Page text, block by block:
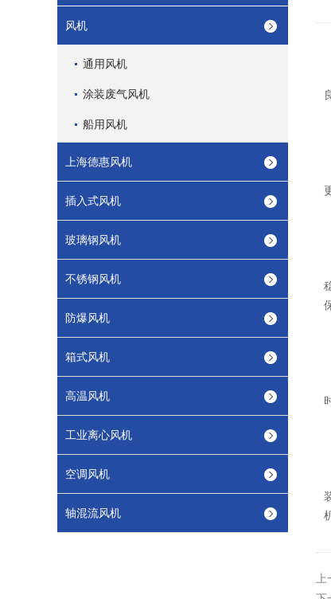
风机
通用风机
涂装废气风机
船用风机
上海德惠风机
插入式风机
玻璃钢风机
不锈钢风机
防爆风机
箱式风机
高温风机
工业离心风机
空调风机
轴混流风机